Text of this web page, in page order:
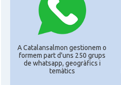
A Catalansalmon gestionem o
formem part d'uns 250 grups
de whatsapp, geogràfics i
temàtics